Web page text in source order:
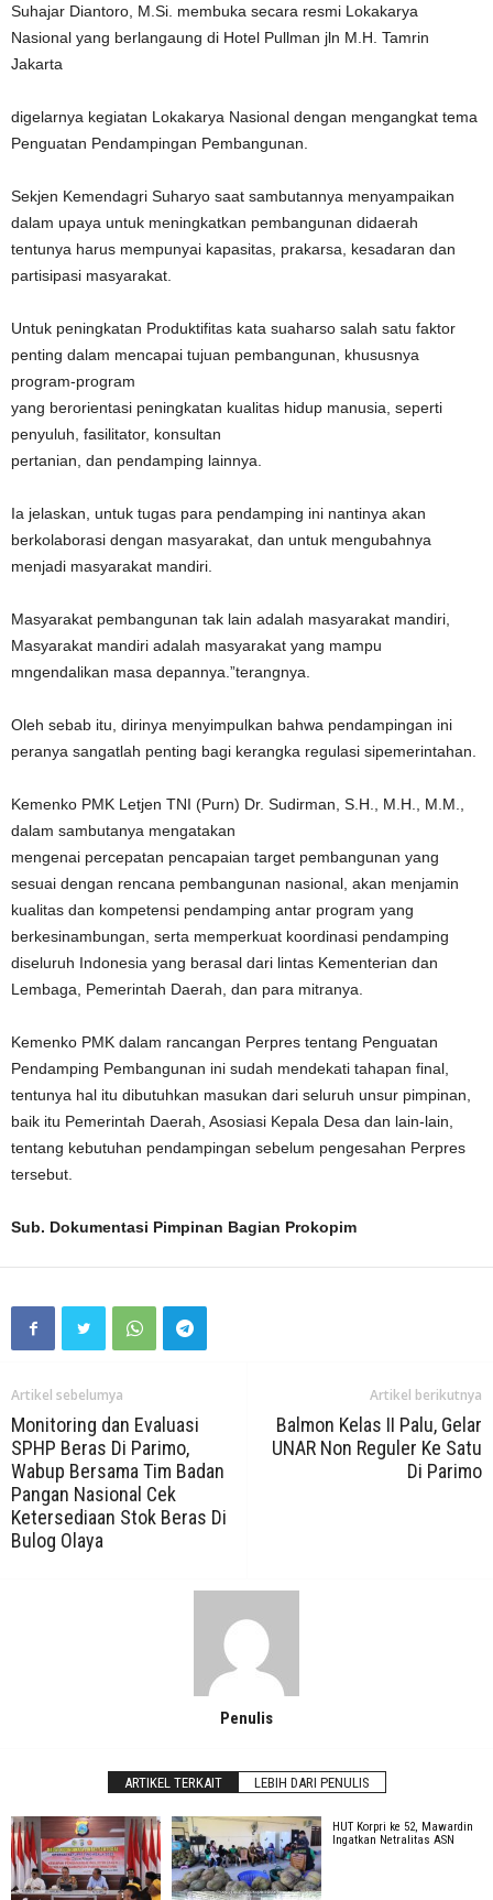
Suhajar Diantoro, M.Si. membuka secara resmi Lokakarya
Nasional yang berlangaung di Hotel Pullman jln M.H. Tamrin
Jakarta
digelarnya kegiatan Lokakarya Nasional dengan mengangkat tema
Penguatan Pendampingan Pembangunan.
Sekjen Kemendagri Suharyo saat sambutannya menyampaikan
dalam upaya untuk meningkatkan pembangunan didaerah
tentunya harus mempunyai kapasitas, prakarsa, kesadaran dan
partisipasi masyarakat.
Untuk peningkatan Produktifitas kata suaharso salah satu faktor
penting dalam mencapai tujuan pembangunan, khususnya
program-program
yang berorientasi peningkatan kualitas hidup manusia, seperti
penyuluh, fasilitator, konsultan
pertanian, dan pendamping lainnya.
Ia jelaskan, untuk tugas para pendamping ini nantinya akan
berkolaborasi dengan masyarakat, dan untuk mengubahnya
menjadi masyarakat mandiri.
Masyarakat pembangunan tak lain adalah masyarakat mandiri,
Masyarakat mandiri adalah masyarakat yang mampu
mngendalikan masa depannya.”terangnya.
Oleh sebab itu, dirinya menyimpulkan bahwa pendampingan ini
peranya sangatlah penting bagi kerangka regulasi sipemerintahan.
Kemenko PMK Letjen TNI (Purn) Dr. Sudirman, S.H., M.H., M.M.,
dalam sambutanya mengatakan
mengenai percepatan pencapaian target pembangunan yang
sesuai dengan rencana pembangunan nasional, akan menjamin
kualitas dan kompetensi pendamping antar program yang
berkesinambungan, serta memperkuat koordinasi pendamping
diseluruh Indonesia yang berasal dari lintas Kementerian dan
Lembaga, Pemerintah Daerah, dan para mitranya.
Kemenko PMK dalam rancangan Perpres tentang Penguatan
Pendamping Pembangunan ini sudah mendekati tahapan final,
tentunya hal itu dibutuhkan masukan dari seluruh unsur pimpinan,
baik itu Pemerintah Daerah, Asosiasi Kepala Desa dan lain-lain,
tentang kebutuhan pendampingan sebelum pengesahan Perpres
tersebut.
Sub. Dokumentasi Pimpinan Bagian Prokopim
Artikel sebelumya
Monitoring dan Evaluasi
SPHP Beras Di Parimo,
Wabup Bersama Tim Badan
Pangan Nasional Cek
Ketersediaan Stok Beras Di
Bulog Olaya
Artikel berikutnya
Balmon Kelas II Palu, Gelar
UNAR Non Reguler Ke Satu
Di Parimo
Penulis
ARTIKEL TERKAIT LEBIH DARI PENULIS
HUT Korpri ke 52, Mawardin
Ingatkan Netralitas ASN